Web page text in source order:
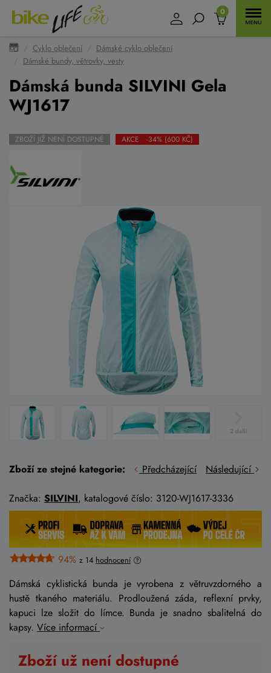
0
Cyklo oblečení
Dámské cyklo oblečení
Dámské bundy, větrovky, vesty
Dámská bunda SILVINI Gela
WJ1617
ZBOŽÍ JIŽ NENÍ DOSTUPNÉ AKCE -34% (600 KČ)
2 další
Zboží ze stejné kategorie: Předcházející Následující
Značka: SILVINI, katalogové číslo: 3120-WJ1617-3336
94% z 14 hodnocení
Dámská cyklistická bunda je vyrobena z větruvzdorného a
hustě tkaného materiálu. Prodloužená záda, reflexní prvky,
kapuci lze složit do límce. Bunda je snadno sbalitelná do
kapsy. Více informací
Zboží už není dostupné